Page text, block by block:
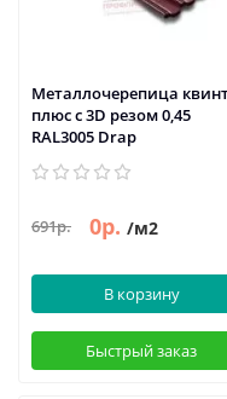
Металлочерепица
плюс c 3D резом 0,45
RAL3005 Drap
691р. 0р. /м2
В корзину
Быстрый заказ